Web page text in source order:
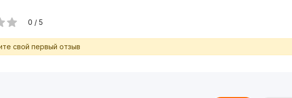
0 / 5
свой первый отзыв